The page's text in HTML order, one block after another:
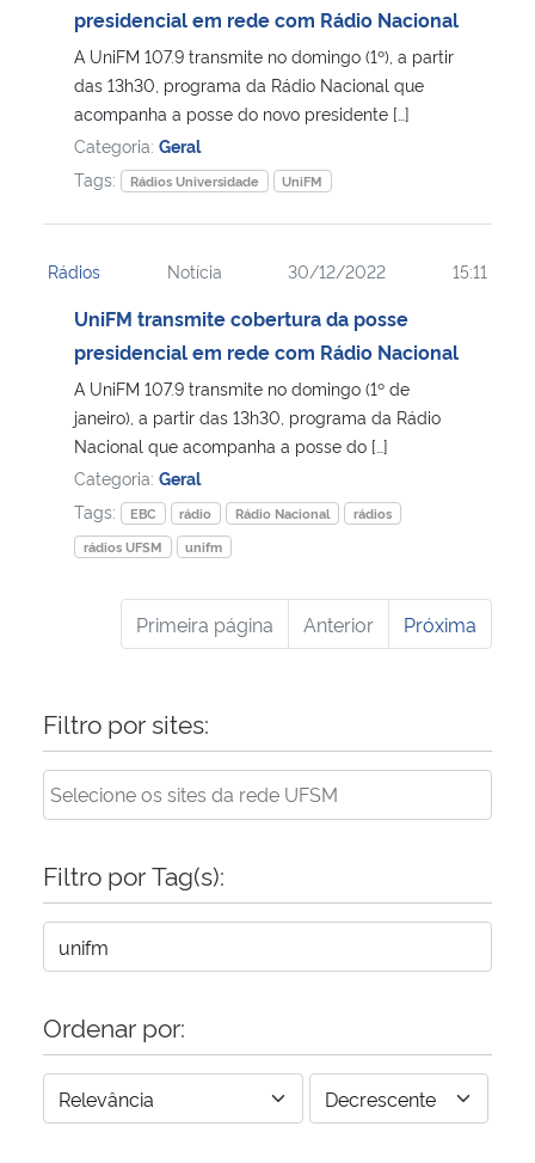
presidencial em rede com Rádio Nacional
A UniFM 107.9 transmite no domingo (1º), a partir
das 13h30, programa da Rádio Nacional que
acompanha a posse do novo presidente […]
Categoria: Geral
Tags:
Rádios Universidade UniFM
Rádios Notícia 30/12/2022 15:11
UniFM transmite cobertura da posse
presidencial em rede com Rádio Nacional
A UniFM 107.9 transmite no domingo (1º de
janeiro), a partir das 13h30, programa da Rádio
Nacional que acompanha a posse do […]
Categoria: Geral
Tags:
EBC rádio Rádio Nacional
rádios
rádios UFSM
unifm
Primeira página Anterior Próxima
Filtro por sites:
Filtro por Tag(s):
Ordenar por: